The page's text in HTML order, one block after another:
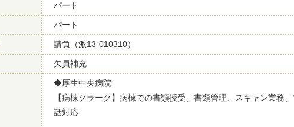
パート
パート
請負（派13-010310）
欠員補充
◆厚生中央病院
【病棟クラーク】病棟での書類授受、書類管理、スキャン業務
話対応